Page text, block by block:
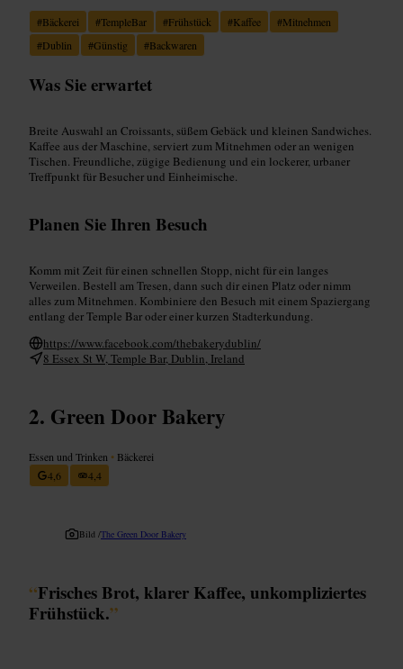
#Bäckerei #TempleBar #Frühstück #Kaffee #Mitnehmen
#Dublin #Günstig #Backwaren
Was Sie erwartet
Breite Auswahl an Croissants, süßem Gebäck und kleinen Sandwiches.
Kaffee aus der Maschine, serviert zum Mitnehmen oder an wenigen
Tischen. Freundliche, zügige Bedienung und ein lockerer, urbaner
Treffpunkt für Besucher und Einheimische.
Planen Sie Ihren Besuch
Komm mit Zeit für einen schnellen Stopp, nicht für ein langes
Verweilen. Bestell am Tresen, dann such dir einen Platz oder nimm
alles zum Mitnehmen. Kombiniere den Besuch mit einem Spaziergang
entlang der Temple Bar oder einer kurzen Stadterkundung.
https://www.facebook.com/thebakerydublin/
8 Essex St W, Temple Bar, Dublin, Ireland
Green Door Bakery
Essen und Trinken • Bäckerei
4,6
4,4
Bild /The Green Door Bakery
“Frisches Brot, klarer Kaffee, unkompliziertes
Frühstück.”